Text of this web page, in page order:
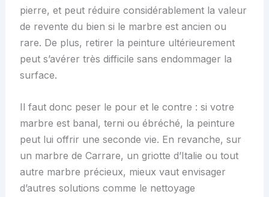
pierre, et peut réduire considérablement la valeur
de revente du bien si le marbre est ancien ou
rare. De plus, retirer la peinture ultérieurement
peut s’avérer très difficile sans endommager la
surface.
Il faut donc peser le pour et le contre : si votre
marbre est banal, terni ou ébréché, la peinture
peut lui offrir une seconde vie. En revanche, sur
un marbre de Carrare, un griotte d’Italie ou tout
autre marbre précieux, mieux vaut envisager
d’autres solutions comme le nettoyage